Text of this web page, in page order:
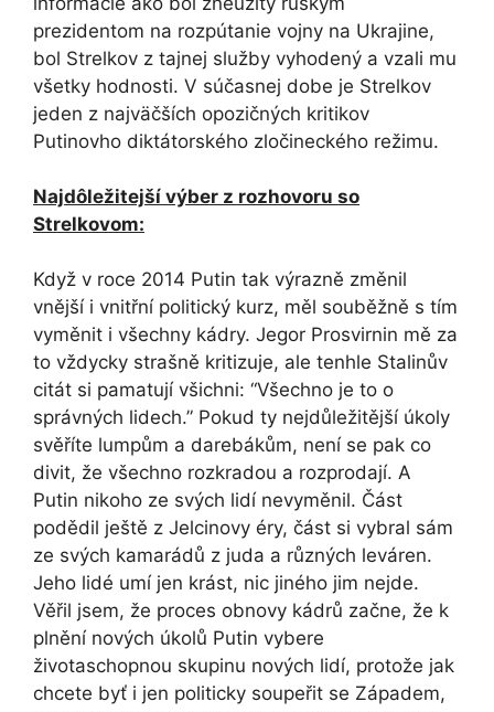
prezidentom na rozpútanie vojny na Ukrajine,
bol Strelkov z tajnej služby vyhodený a vzali mu
všetky hodnosti. V súčasnej dobe je Strelkov
jeden z najväčších opozičných kritikov
Putinovho diktátorského zločineckého režimu.
Najdôležitejší výber z rozhovoru so
Strelkovom:
Když v roce 2014 Putin tak výrazně změnil
vnější i vnitřní politický kurz, měl souběžně s tím
vyměnit i všechny kádry. Jegor Prosvirnin mě za
to vždycky strašně kritizuje, ale tenhle Stalinův
citát si pamatují všichni: “Všechno je to o
správných lidech.” Pokud ty nejdůležitější úkoly
svěříte lumpům a darebákům, není se pak co
divit, že všechno rozkradou a rozprodají. A
Putin nikoho ze svých lidí nevyměnil. Část
podědil ještě z Jelcinovy éry, část si vybral sám
ze svých kamarádů z juda a různých leváren.
Jeho lidé umí jen krást, nic jiného jim nejde.
Věřil jsem, že proces obnovy kádrů začne, že k
plnění nových úkolů Putin vybere
životaschopnou skupinu nových lidí, protože jak
chcete byť i jen politicky soupeřit se Západem,